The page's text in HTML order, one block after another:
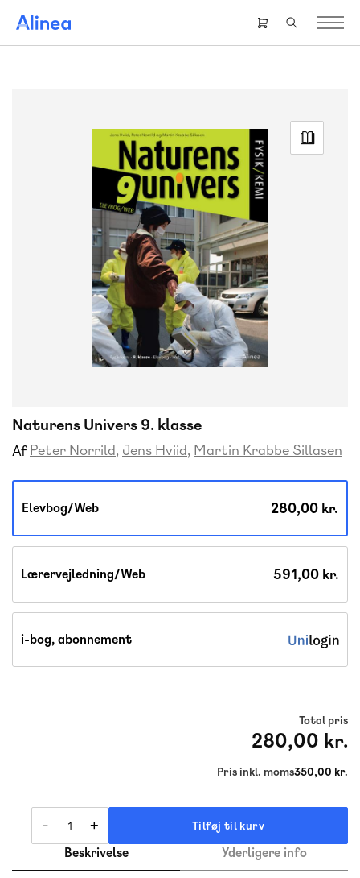
hovedindhold
Header
right
Naturens Univers 9. klasse
Af Peter Norrild Jens Hviid Martin Krabbe Sillasen
Elevbog/Web 280,00 kr.
Lærervejledning/Web 591,00 kr.
i-bog, abonnement
Total pris
280,00 kr.
Pris inkl. moms350,00 kr.
- + Tilføj til kurv
Beskrivelse Yderligere info